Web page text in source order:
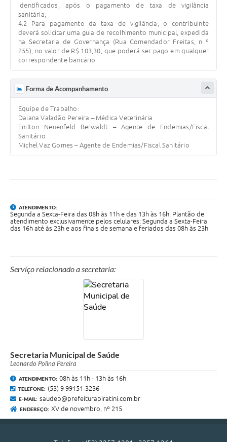
identificados, após o pagamento de taxa de vigilância
sanitária;
4.2 Para pagamento da taxa de vigilância, o contribuinte
deverá solicitar uma guia de recolhimento municipal, expedida
na Secretaria de Governança (Rua Comendador Freitas, n º
255), no valor de R$ 103,30, que poderá ser pago em qualquer
correspondente bancário
Forma de Acompanhamento
Equipe de Trabalho:
Daiana Valadão Pereira – Médica Veterinária
Enilton Neuenfeld Berwaldt – Agente de Endemias/Fiscal
Sanitário
Michel Vaz Gomes – Agente de Endemias/Fiscal Sanitário
ATENDIMENTO:
Segunda a Sexta-Feira das 08h às 11h e das 13h às 16h. Plantão de
atendimento exclusivamente pelos celulares: Segunda a Sexta-Feira
das 16h até às 23h e aos finais de semana e feriados das 08h às 23h
Serviço relacionado a secretaria:
Secretaria Municipal de Saúde
Leonardo Polina Pereira
ATENDIMENTO: 08h às 11h - 13h às 16h
TELEFONE: (53) 9 99151-3236
E-MAIL: saudep@prefeiturapiratini.com.br
ENDEREÇO: XV de novembro, nº 215